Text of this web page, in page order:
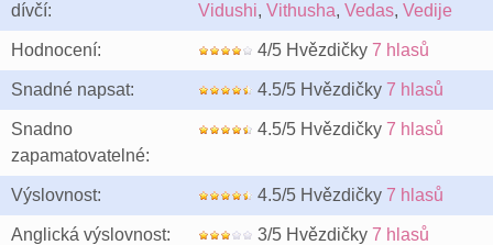
dívčí:
Vidushi, Vithusha, Vedas, Vedije
Hodnocení: 4/5 Hvězdičky 7 hlasů
Snadné napsat: 4.5/5 Hvězdičky 7 hlasů
Snadno
zapamatovatelné:
4.5/5 Hvězdičky 7 hlasů
Výslovnost: 4.5/5 Hvězdičky 7 hlasů
Anglická výslovnost: 3/5 Hvězdičky 7 hlasů